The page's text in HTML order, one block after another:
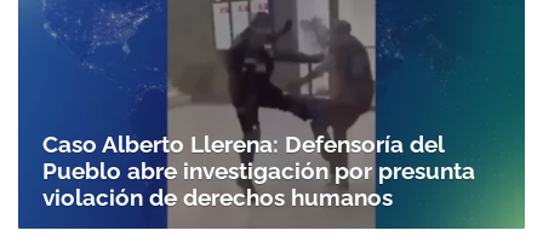
Caso Alberto Llerena: Defensoría del
Pueblo abre investigación por presunta
violación de derechos humanos